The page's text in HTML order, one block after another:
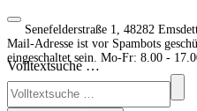
Senefelderstraße 1, 48282
Mail-Adresse ist vor Spambots
eingeschaltet sein. Mo-Fr: 8.00 -
Volltextsuche …